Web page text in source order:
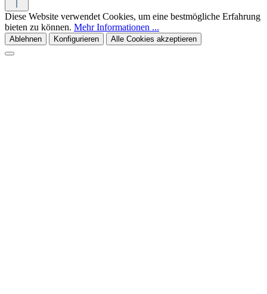
Diese Website verwendet Cookies, um eine bestmögliche Erfahrung
bieten zu können. Mehr Informationen ...
Ablehnen Konfigurieren Alle Cookies akzeptieren